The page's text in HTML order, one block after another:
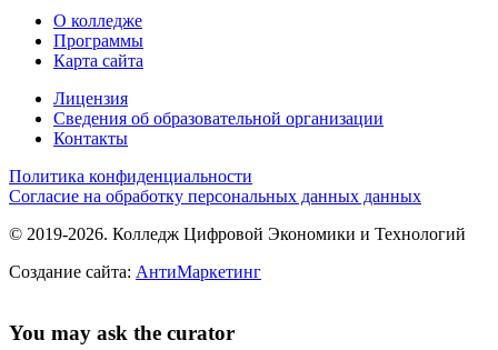
О колледже
Программы
Карта сайта
Лицензия
Сведения об образовательной организации
Контакты
Политика конфиденциальности
Согласие на обработку персональных данных данных
© 2019-2026. Колледж Цифровой Экономики и Технологий
Создание сайта: АнтиМаркетинг
You may ask the curator